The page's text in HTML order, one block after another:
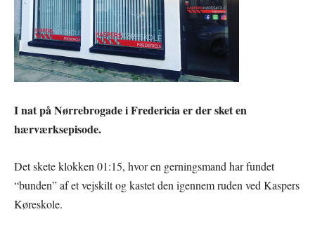
I nat på Nørrebrogade i Fredericia er der sket en
hærværksepisode.
Det skete klokken 01:15, hvor en gerningsmand har fundet
“bunden” af et vejskilt og kastet den igennem ruden ved Kaspers
Køreskole.